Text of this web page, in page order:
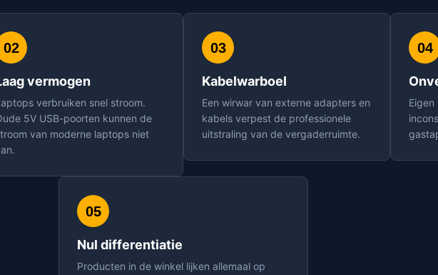
02
vermogen
verbruiken snel stroom.
5V USB-poorten kunnen de
van moderne laptops niet
03
Kabelwarboel
Een wirwar van externe adapters en
kabels verpest de professionele
uitstraling van de vergaderruimte.
04
05
Nul differentiatie
Producten in de winkel lijken allemaal op